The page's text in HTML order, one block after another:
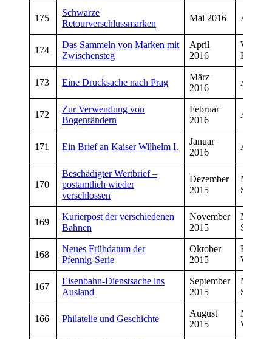
175
Schwarze
Retourverschlussmarken
Mai 2016
174
Das Sammeln von Marken mit
Zwischensteg
April
2016
173 Eine Drucksache nach Prag
März
2016
172
Zur Verwendung von
Bogenrändern
Februar
2016
171 Ein Brief an Kaiser Wilhelm I.
Januar
2016
170
Beschädigter Wertbrief –
postamtlich wieder
verschlossen
Dezember
2015
Schmitt
169
Kurierpost der verschiedenen
Bahnen
November
2015
Schmitt
168
Neues Frühdatum der
Pfennig-Serie
Oktober
2015
167
Eisenbahn-Dienstsache ins
Ausland
September
2015
Schmitt
166 Philatelie und Geschichte
August
2015